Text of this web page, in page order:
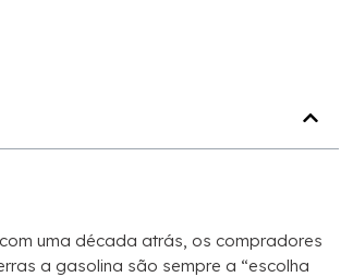
uma década atrás, os compradores
a gasolina são sempre a “escolha